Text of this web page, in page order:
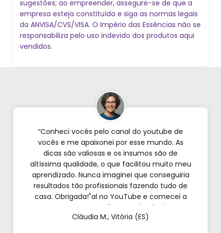
sugestões; ao empreender, assegure-se de que a
empresa esteja constituída e siga as normas legais
da ANVISA/CVS/VISA. O Império das Essências não se
responsabiliza pelo uso indevido dos produtos aqui
vendidos.
“Conheci vocês pelo canal do youtube de
vocês e me apaixonei por esse mundo. As
dicas são valiosas e os insumos são de
altíssima qualidade, o que facilitou muito meu
aprendizado. Nunca imaginei que conseguiria
resultados tão profissionais fazendo tudo de
casa. Obrigada!"al no YouTube e comecei a
testar em casa. As dicas são incríveis e os
produtos são exatamente como mostram nos
Cláudia M., Vitória (ES)